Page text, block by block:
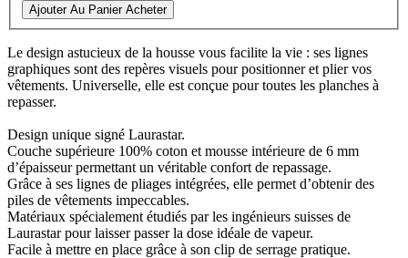
Ajouter Au Panier Acheter
Le design astucieux de la housse vous facilite la vie : ses lignes
graphiques sont des repères visuels pour positionner et plier vos
vêtements. Universelle, elle est conçue pour toutes les planches à
repasser.
Design unique signé Laurastar.
Couche supérieure 100% coton et mousse intérieure de 6 mm
d’épaisseur permettant un véritable confort de repassage.
Grâce à ses lignes de pliages intégrées, elle permet d’obtenir des
piles de vêtements impeccables.
Matériaux spécialement étudiés par les ingénieurs suisses de
Laurastar pour laisser passer la dose idéale de vapeur.
Facile à mettre en place grâce à son clip de serrage pratique.